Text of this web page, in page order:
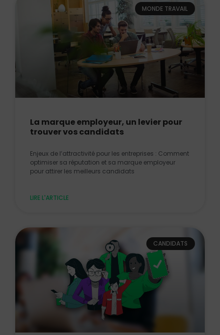
MONDE TRAVAIL
La marque employeur, un levier pour
trouver vos candidats
Enjeux de l’attractivité pour les entreprises : Comment
optimiser sa réputation et sa marque employeur
pour attirer les meilleurs candidats
LIRE L'ARTICLE
CANDIDATS